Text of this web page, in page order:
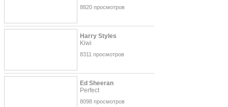
8820 просмотров
Harry Styles
Kiwi
8311 просмотров
Ed Sheeran
Perfect
8098 просмотров